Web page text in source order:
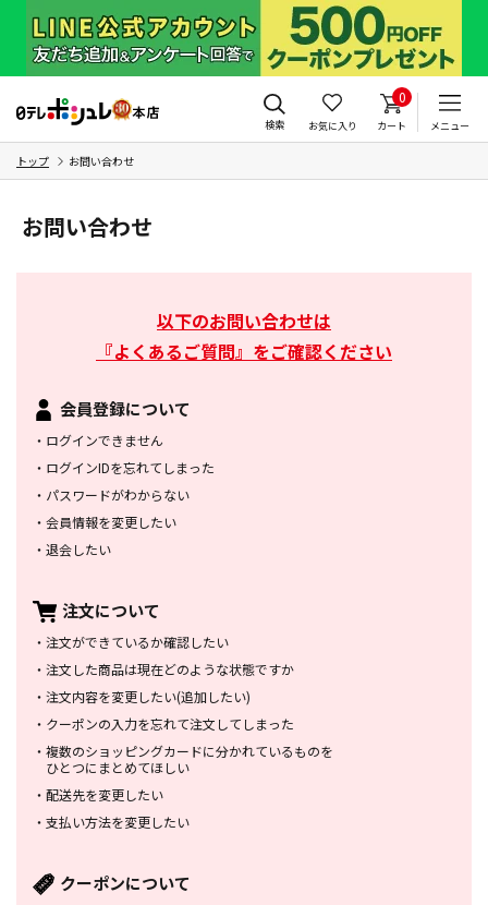
検索 お気に入り
0
カート メニュー
トップ お問い合わせ
お問い合わせ
以下のお問い合わせは
『よくあるご質問』をご確認ください
会員登録について
・ ログインできません
・ ログインIDを忘れてしまった
・ パスワードがわからない
・ 会員情報を変更したい
・ 退会したい
注文について
・ 注文ができているか確認したい
・ 注文した商品は現在どのような状態ですか
・ 注文内容を変更したい(追加したい)
・ クーポンの入力を忘れて注文してしまった
・ 複数のショッピングカードに分かれているものを
ひとつにまとめてほしい
・ 配送先を変更したい
・ 支払い方法を変更したい
クーポンについて